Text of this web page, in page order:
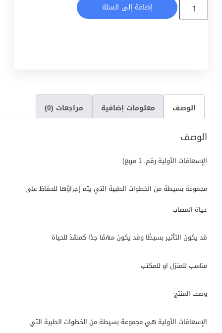
إضافة إلى السلة
الوصف معلومات إضافية مراجعات (0)
الوصف
الإسعافات الأولية رقم. 1 مربع)
مجموعة بسيطة من الخطوات الطبية التي يتم إجراؤها للحفاظ على
حياة المصاب
قد يكون التأثير بسيطًا وقد يكون مهمًا جدًا كمنقذ للحياة
مناسب للمنزل او للمكتب
وصف المنتج
الإسعافات الأولية هي مجموعة بسيطة من الخطوات الطبية التي